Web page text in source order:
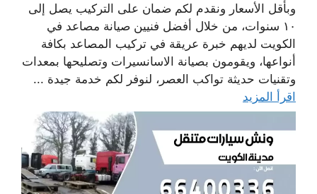
وبأقل الأسعار ونقدم لكم ضمان على التركيب يصل إلى
١٠ سنوات، من خلال أفضل فنيين صيانة مصاعد في
الكويت لديهم خبرة عريقة في تركيب المصاعد بكافة
أنواعها، ويقومون بصيانة الاسانسيرات وتصليحها بمعدات
وتقنيات حديثة تواكب العصر، لنوفر لكم خدمة جيدة ...
اقرأ المزيد